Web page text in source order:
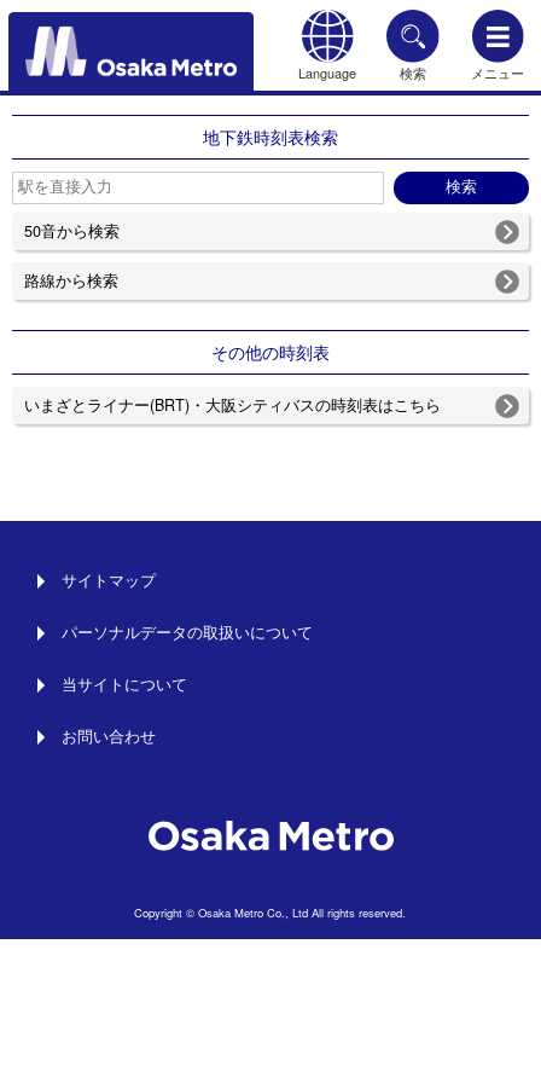
Language 検索 メニュー
もどる
地下鉄時刻表検索
50音から検索
路線から検索
その他の時刻表
いまざとライナー(BRT)・大阪シティバスの時刻表はこちら
サイトマップ
パーソナルデータの取扱いについて
当サイトについて
お問い合わせ
Copyright © Osaka Metro Co., Ltd All rights reserved.